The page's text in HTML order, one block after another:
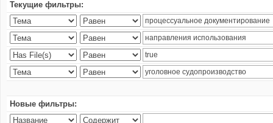
Текущие фильтры:
Новые фильтры: